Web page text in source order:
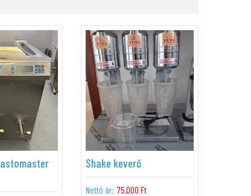
Shake keverő
Nettó ár: 75.000 Ft